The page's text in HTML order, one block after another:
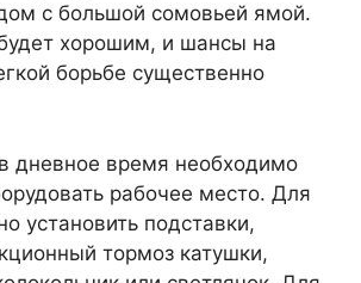
с большой сомовьей ямой.
хорошим, и шансы на
борьбе существенно
дневное время необходимо
рабочее место. Для
установить подставки,
тормоз катушки,